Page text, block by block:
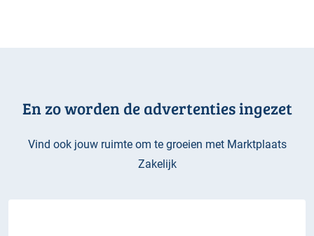
En zo worden de advertenties ingezet
Vind ook jouw ruimte om te groeien met Marktplaats
Zakelijk